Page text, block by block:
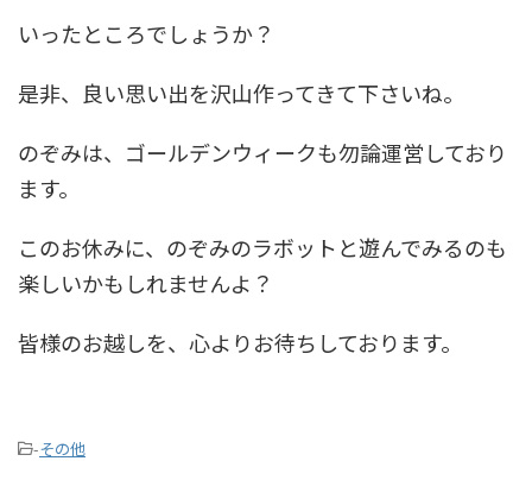
いったところでしょうか？
是非、良い思い出を沢山作ってきて下さいね。
のぞみは、ゴールデンウィークも勿論運営しており
ます。
このお休みに、のぞみのラボットと遊んでみるのも
楽しいかもしれませんよ？
皆様のお越しを、心よりお待ちしております。
-その他